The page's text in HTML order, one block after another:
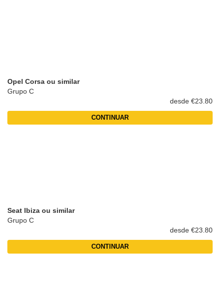
Opel Corsa ou similar
Grupo C
desde €23.80
CONTINUAR
Seat Ibiza ou similar
Grupo C
desde €23.80
CONTINUAR